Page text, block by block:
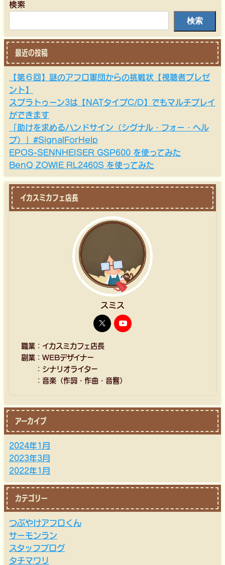
検索
検索
最近の投稿
【第６回】謎のアフロ軍団からの挑戦状【視聴者プレゼ
ント】
スプラトゥーン3は【NATタイプC/D】でもマルチプレイ
ができます
「助けを求めるハンドサイン（シグナル・フォー・ヘル
プ）」#SignalForHelp
EPOS-SENNHEISER GSP600 を使ってみた
BenQ ZOWIE RL2460S を使ってみた
イカスミカフェ店長
スミス
職業：イカスミカフェ店長
副業：WEBデザイナー
：シナリオライター
：音楽（作詞・作曲・音響）
アーカイブ
2024年1月
2023年3月
2022年1月
カテゴリー
つぶやけアフロくん
サーモンラン
スタッフブログ
タチマワリ